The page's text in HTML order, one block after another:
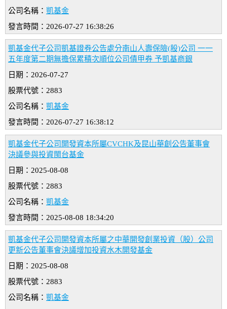
公司名稱： 凱基金
發言時間：2026-07-27 16:38:26
凱基金代子公司凱基證券公告處分南山人壽保險(股)公司 一一
五年度第二期無擔保累積次順位公司債甲券 予凱基商銀
日期：2026-07-27
股票代號：2883
公司名稱： 凱基金
發言時間：2026-07-27 16:38:12
凱基金代子公司開發資本所屬CVCHK及昆山華創公告董事會
決議參與投資閩台基金
日期：2025-08-08
股票代號：2883
公司名稱： 凱基金
發言時間：2025-08-08 18:34:20
凱基金代子公司開發資本所屬之中華開發創業投資（股）公司
更新公告董事會決議增加投資水木開發基金
日期：2025-08-08
股票代號：2883
公司名稱： 凱基金